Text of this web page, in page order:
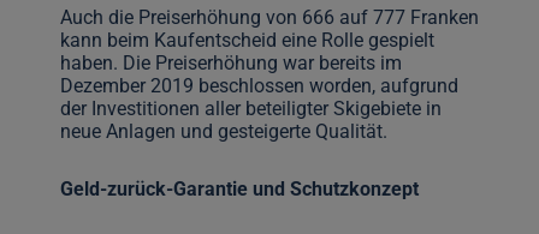
Auch die Preiserhöhung von 666 auf 777 Franken
kann beim Kaufentscheid eine Rolle gespielt
haben. Die Preiserhöhung war bereits im
Dezember 2019 beschlossen worden, aufgrund
der Investitionen aller beteiligter Skigebiete in
neue Anlagen und gesteigerte Qualität.
Geld-zurück-Garantie und Schutzkonzept